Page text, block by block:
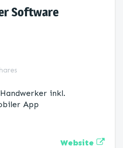
Software
inkl.
App
Website